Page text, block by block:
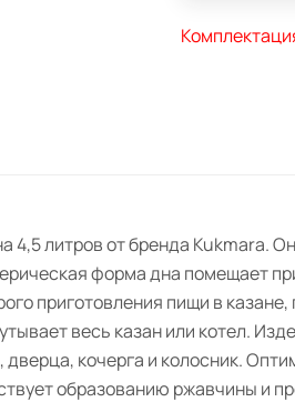
литров от бренда Kukmara.
форма дна помещает
приготовления пищи в казане,
весь казан или котел.
кочерга и колосник.
образованию ржавчины и